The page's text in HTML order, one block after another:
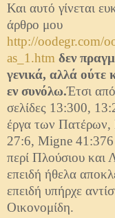
Και αυτό γίνεται
άρθρο μου
http://oodegr.com/
as_1.htm δεν
γενικά, αλλά ούτε
εν συνόλω.Έτσι
σελίδες 13:300,
έργα των Πατέρων,
27:6, Migne 41:376
περί Πλούσιου
επειδή ήθελα
επειδή υπήρχε
Οικονομίδη.